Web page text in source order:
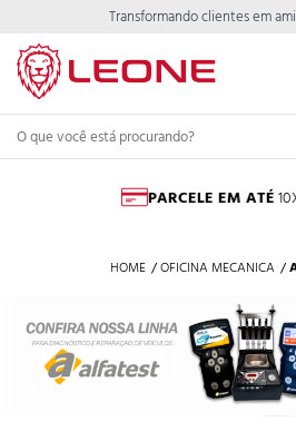
Transformando clientes em
PARCELE EM ATÉ
HOME OFICINA MECANICA